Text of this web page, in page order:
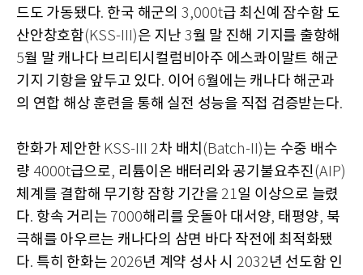
드도 가동됐다. 한국 해군의 3,000t급 최신예 잠수함 도
산안창호함(KSS-III)은 지난 3월 말 진해 기지를 출항해
5월 말 캐나다 브리티시컬럼비아주 에스콰이말트 해군
기지 기항을 앞두고 있다. 이어 6월에는 캐나다 해군과
의 연합 해상 훈련을 통해 실전 성능을 직접 검증받는다.
한화가 제안한 KSS-III 2차 배치 (Batch-II)는 수중 배수
량 4000t급으로, 리튬이온 배터리와 공기불요추진 (AIP)
체계를 결합해 무기항 잠항 기간을 21일 이상으로 늘렸
다. 항속 거리는 7000해리를 웃돌아 대서양, 태평양, 북
극해를 아우르는 캐나다의 삼면 바다 작전에 최적화됐
다. 특히 한화는 2026년 계약 성사 시 2032년 선도함 인